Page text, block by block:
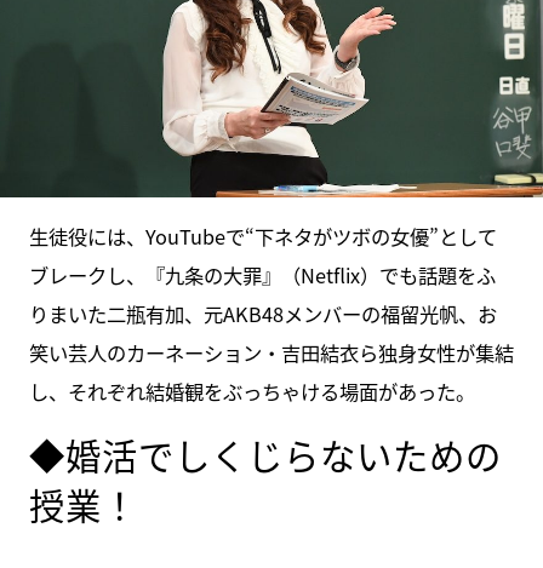
生徒役には、YouTubeで“下ネタがツボの女優”として
ブレークし、『九条の大罪』（Netflix）でも話題をふ
りまいた二瓶有加、元AKB48メンバーの福留光帆、お
笑い芸人のカーネーション・吉田結衣ら独身女性が集結
し、それぞれ結婚観をぶっちゃける場面があった。
◆婚活でしくじらないための
授業！